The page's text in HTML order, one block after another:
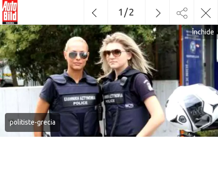
politiste-grecia
Închide
1 /2